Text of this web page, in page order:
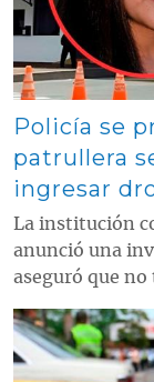
Policía se
patrullera
ingresar
La institución
anunció una
aseguró que no
Contenido